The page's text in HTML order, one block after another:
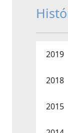
2019
2018
2015